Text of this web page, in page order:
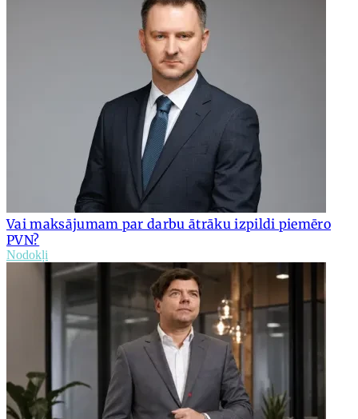
Vai maksājumam par darbu ātrāku izpildi piemēro
PVN?
Nodokļi